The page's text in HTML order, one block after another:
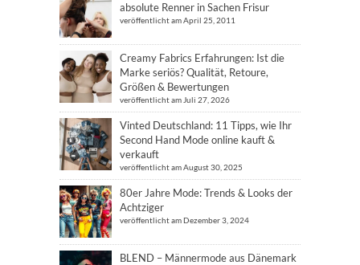
absolute Renner in Sachen Frisur
veröffentlicht am April 25, 2011
Creamy Fabrics Erfahrungen: Ist die
Marke seriös? Qualität, Retoure,
Größen & Bewertungen
veröffentlicht am Juli 27, 2026
Vinted Deutschland: 11 Tipps, wie Ihr
Second Hand Mode online kauft &
verkauft
veröffentlicht am August 30, 2025
80er Jahre Mode: Trends & Looks der
Achtziger
veröffentlicht am Dezember 3, 2024
BLEND – Männermode aus Dänemark